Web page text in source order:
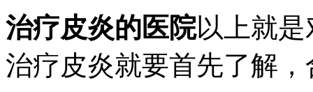
治疗皮炎的医院以上就
治疗皮炎就要首先了解